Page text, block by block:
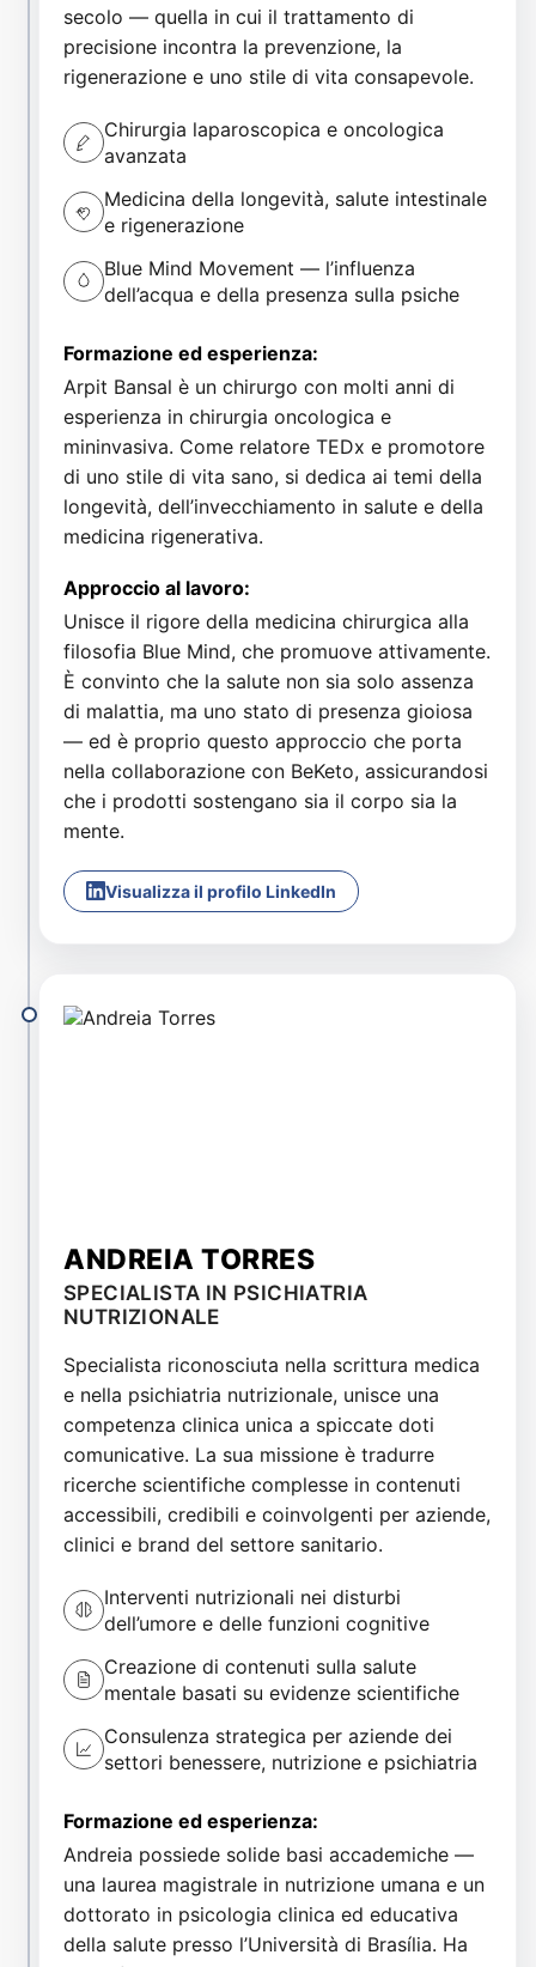
secolo — quella in cui il trattamento di
precisione incontra la prevenzione, la
rigenerazione e uno stile di vita consapevole.
Chirurgia laparoscopica e oncologica
avanzata
Medicina della longevità, salute intestinale
e rigenerazione
Blue Mind Movement — l’influenza
dell’acqua e della presenza sulla psiche
Formazione ed esperienza:
Arpit Bansal è un chirurgo con molti anni di
esperienza in chirurgia oncologica e
mininvasiva. Come relatore TEDx e promotore
di uno stile di vita sano, si dedica ai temi della
longevità, dell’invecchiamento in salute e della
medicina rigenerativa.
Approccio al lavoro:
Unisce il rigore della medicina chirurgica alla
filosofia Blue Mind, che promuove attivamente.
È convinto che la salute non sia solo assenza
di malattia, ma uno stato di presenza gioiosa
— ed è proprio questo approccio che porta
nella collaborazione con BeKeto, assicurandosi
che i prodotti sostengano sia il corpo sia la
mente.
Visualizza il profilo LinkedIn
ANDREIA TORRES
SPECIALISTA IN PSICHIATRIA
NUTRIZIONALE
Specialista riconosciuta nella scrittura medica
e nella psichiatria nutrizionale, unisce una
competenza clinica unica a spiccate doti
comunicative. La sua missione è tradurre
ricerche scientifiche complesse in contenuti
accessibili, credibili e coinvolgenti per aziende,
clinici e brand del settore sanitario.
Interventi nutrizionali nei disturbi
dell’umore e delle funzioni cognitive
Creazione di contenuti sulla salute
mentale basati su evidenze scientifiche
Consulenza strategica per aziende dei
settori benessere, nutrizione e psichiatria
Formazione ed esperienza:
Andreia possiede solide basi accademiche —
una laurea magistrale in nutrizione umana e un
dottorato in psicologia clinica ed educativa
della salute presso l’Università di Brasília. Ha